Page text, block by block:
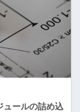
ュールの詰め込